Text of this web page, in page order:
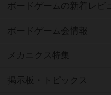
ボードゲームの新着レビ
ボードゲーム会情報
メカニクス特集
掲示板・トピックス